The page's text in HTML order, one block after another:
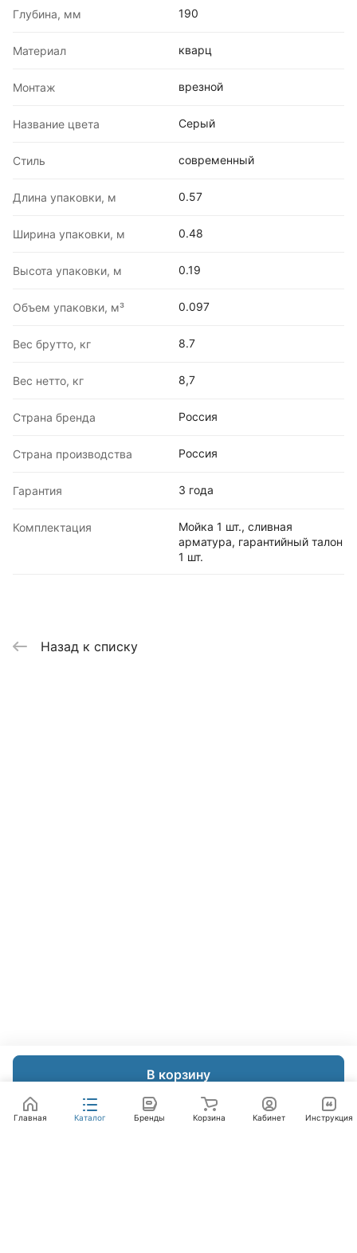
В корзину
Глубина, мм 190
Материал кварц
Монтаж врезной
Название цвета Серый
Стиль современный
Длина упаковки, м 0.57
Ширина упаковки, м 0.48
Высота упаковки, м 0.19
Объем упаковки, м³ 0.097
Вес брутто, кг 8.7
Вес нетто, кг 8,7
Страна бренда Россия
Страна производства Россия
Гарантия 3 года
Комплектация
Мойка 1 шт., сливная
арматура, гарантийный талон
1 шт.
Назад к списку
Главная Каталог Бренды Корзина Кабинет Инструкция